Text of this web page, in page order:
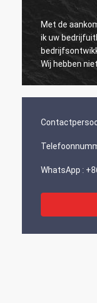
Met de
ik uw
Wij hebben
maar wij
WhatsApp :